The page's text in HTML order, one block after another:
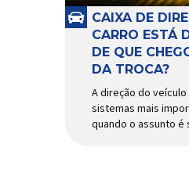
CAIXA DE
CARRO ESTÁ
DE QUE
DA TROCA?
A direção do
sistemas mais
quando o assunto é